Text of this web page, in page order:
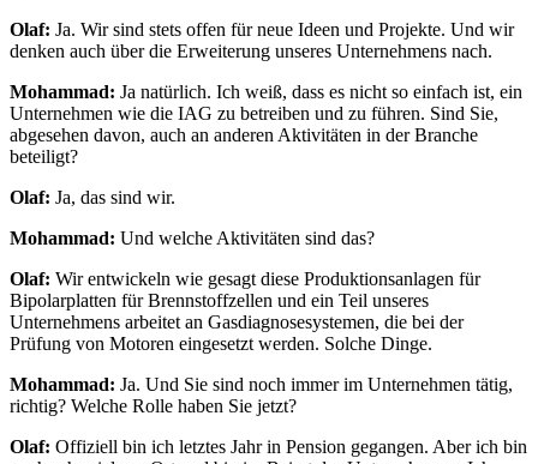
Olaf: Ja. Wir sind stets offen für neue Ideen und Projekte. Und wir
denken auch über die Erweiterung unseres Unternehmens nach.
Mohammad: Ja natürlich. Ich weiß, dass es nicht so einfach ist, ein
Unternehmen wie die IAG zu betreiben und zu führen. Sind Sie,
abgesehen davon, auch an anderen Aktivitäten in der Branche
beteiligt?
Olaf: Ja, das sind wir.
Mohammad: Und welche Aktivitäten sind das?
Olaf: Wir entwickeln wie gesagt diese Produktionsanlagen für
Bipolarplatten für Brennstoffzellen und ein Teil unseres
Unternehmens arbeitet an Gasdiagnosesystemen, die bei der
Prüfung von Motoren eingesetzt werden. Solche Dinge.
Mohammad: Ja. Und Sie sind noch immer im Unternehmen tätig,
richtig? Welche Rolle haben Sie jetzt?
Olaf: Offiziell bin ich letztes Jahr in Pension gegangen. Aber ich bin